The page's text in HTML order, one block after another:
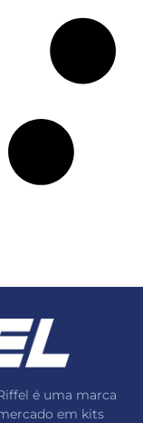
é uma marca
em kits